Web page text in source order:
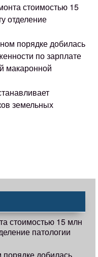
стоимостью 15
отделение
порядке добилась
по зарплате
макаронной
земельных
стоимостью 15 млн
патологии